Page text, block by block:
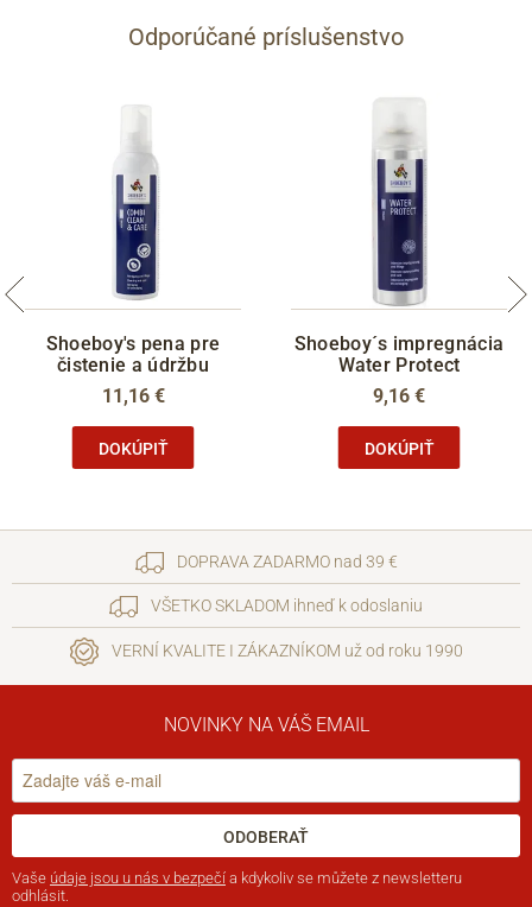
Odporúčané príslušenstvo
Shoeboy's pena pre
čistenie a údržbu
11,16 €
DOKÚPIŤ
Shoeboy´s impregnácia
Water Protect
9,16 €
DOKÚPIŤ
DOPRAVA ZADARMO nad 39 €
VŠETKO SKLADOM ihneď k odoslaniu
VERNÍ KVALITE I ZÁKAZNÍKOM už od roku 1990
NOVINKY NA VÁŠ EMAIL
ODOBERAŤ
Vaše údaje jsou u nás v bezpečí a kdykoliv se můžete z newsletteru
odhlásit.